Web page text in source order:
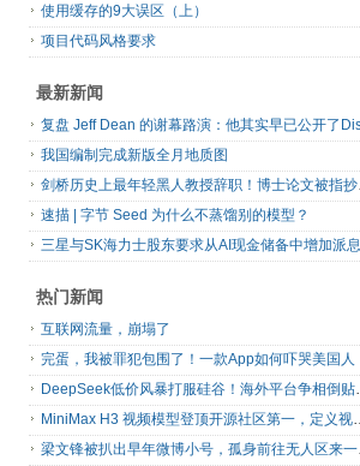
使用缓存的9大误区（上）
项目代码风格要求
最新新闻
我国编制完成新版全月地质图
速描 | 字节 Seed 为什么不蒸馏别的模型？
三星与SK海力士股东要求从AI现金储备中增加派息
热门新闻
互联网流量，崩塌了
完蛋，我被罪犯包围了！一款App如何吓哭美国人